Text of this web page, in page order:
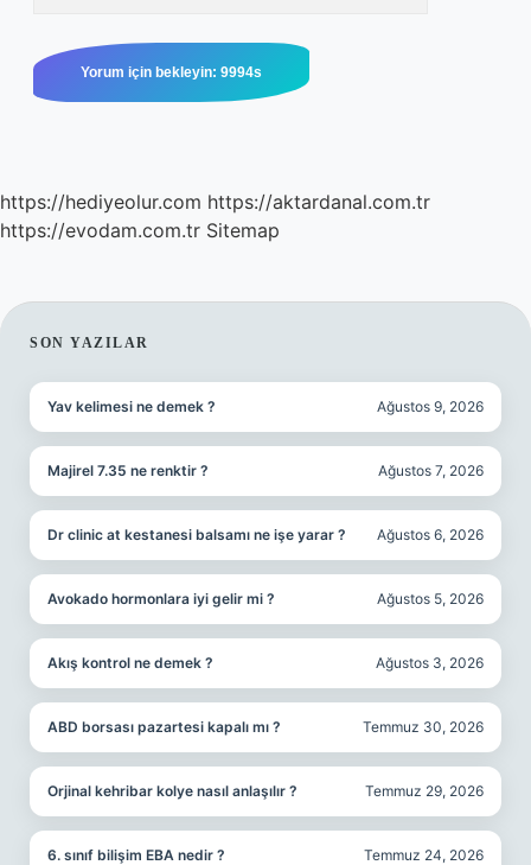
https://hediyeolur.com https://aktardanal.com.tr
https://evodam.com.tr Sitemap
SIDEBAR
SON YAZILAR
Yav kelimesi ne demek ? Ağustos 9, 2026
Majirel 7.35 ne renktir ? Ağustos 7, 2026
Dr clinic at kestanesi balsamı ne işe yarar ? Ağustos 6, 2026
Avokado hormonlara iyi gelir mi ? Ağustos 5, 2026
Akış kontrol ne demek ? Ağustos 3, 2026
ABD borsası pazartesi kapalı mı ? Temmuz 30, 2026
Orjinal kehribar kolye nasıl anlaşılır ? Temmuz 29, 2026
6. sınıf bilişim EBA nedir ? Temmuz 24, 2026